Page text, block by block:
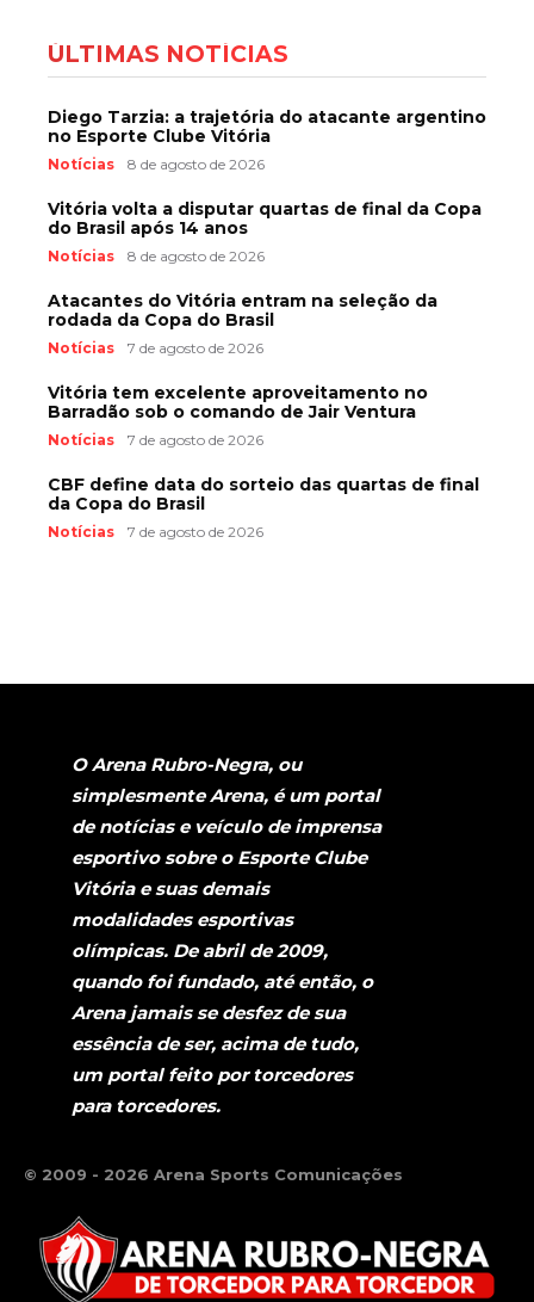
ÚLTIMAS NOTÍCIAS
Diego Tarzia: a trajetória do atacante argentino
no Esporte Clube Vitória
Notícias 8 de agosto de 2026
Vitória volta a disputar quartas de final da Copa
do Brasil após 14 anos
Notícias 8 de agosto de 2026
Atacantes do Vitória entram na seleção da
rodada da Copa do Brasil
Notícias 7 de agosto de 2026
Vitória tem excelente aproveitamento no
Barradão sob o comando de Jair Ventura
Notícias 7 de agosto de 2026
CBF define data do sorteio das quartas de final
da Copa do Brasil
Notícias 7 de agosto de 2026
O Arena Rubro-Negra, ou
simplesmente Arena, é um portal
de notícias e veículo de imprensa
esportivo sobre o Esporte Clube
Vitória e suas demais
modalidades esportivas
olímpicas. De abril de 2009,
quando foi fundado, até então, o
Arena jamais se desfez de sua
essência de ser, acima de tudo,
um portal feito por torcedores
para torcedores.
© 2009 - 2026 Arena Sports Comunicações